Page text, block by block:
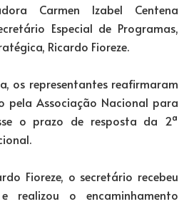
Carmen Izabel Centena
Especial de Programas,
Ricardo Fioreze.
os representantes reafirmaram
pela Associação Nacional para
o prazo de resposta da 2ª
Fioreze, o secretário recebeu
o encaminhamento